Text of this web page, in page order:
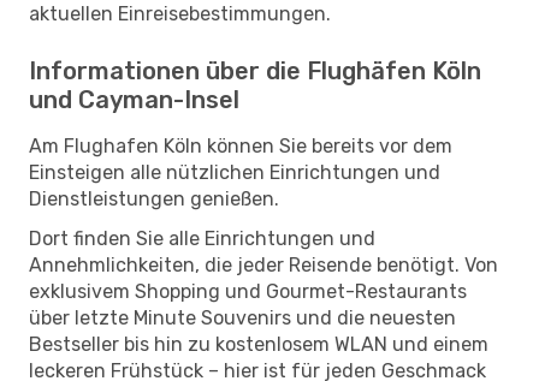
aktuellen Einreisebestimmungen.
Informationen über die Flughäfen Köln
und Cayman-Insel
Am Flughafen Köln können Sie bereits vor dem
Einsteigen alle nützlichen Einrichtungen und
Dienstleistungen genießen.
Dort finden Sie alle Einrichtungen und
Annehmlichkeiten, die jeder Reisende benötigt. Von
exklusivem Shopping und Gourmet-Restaurants
über letzte Minute Souvenirs und die neuesten
Bestseller bis hin zu kostenlosem WLAN und einem
leckeren Frühstück – hier ist für jeden Geschmack